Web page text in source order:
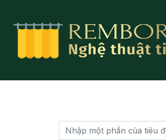
Nhập một phần của tiêu đề